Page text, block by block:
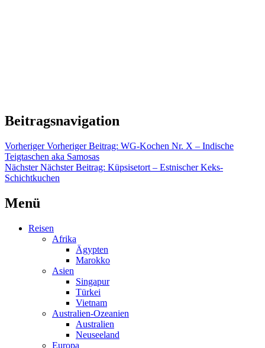
Beitragsnavigation
Vorheriger Vorheriger Beitrag: WG-Kochen Nr. X – Indische
Teigtaschen aka Samosas
Nächster Nächster Beitrag: Küpsisetort – Estnischer Keks-
Schichtkuchen
Menü
Reisen
Afrika
Ägypten
Marokko
Asien
Singapur
Türkei
Vietnam
Australien-Ozeanien
Australien
Neuseeland
Europa